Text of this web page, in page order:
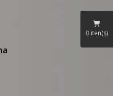
0 iten(s)